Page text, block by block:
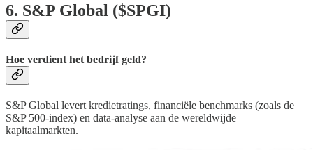
6. S&P Global ($SPGI)
Hoe verdient het bedrijf geld?
S&P Global levert kredietratings, financiële benchmarks (zoals de
S&P 500‑index) en data‑analyse aan de wereldwijde
kapitaalmarkten.